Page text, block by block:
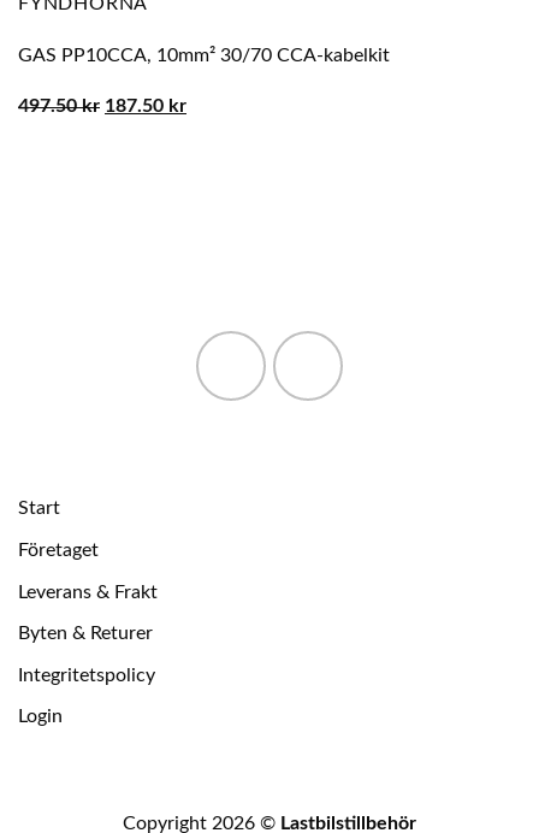
FYNDHÖRNA
GAS PP10CCA, 10mm² 30/70 CCA-kabelkit
497.50kr Det
187.50 krDet
Start
Företaget
Leverans & Frakt
Byten & Returer
Integritetspolicy
Login
Copyright 2026 © Lastbilstillbehör